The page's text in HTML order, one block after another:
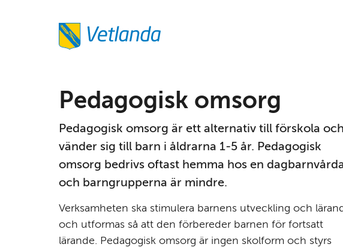
Pedagogisk omsorg
Pedagogisk omsorg är ett alternativ till förskola
vänder sig till barn i åldrarna 1-5 år. Pedagogisk
omsorg bedrivs oftast hemma hos en
och barn­grupperna är mindre.
Verksam­heten ska stimulera barnens utveck­ling och
och utformas så att den förbereder barnen för fortsatt
lärande. Pedagogisk omsorg är ingen skolform och styrs